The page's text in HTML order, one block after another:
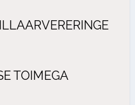
TOIMEGA